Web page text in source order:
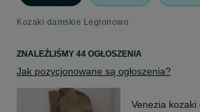
Kozaki damskie Legionowo
ZNALEŹLIŚMY 44 OGŁOSZENIA
Jak pozycjonowane są ogłoszenia?
Venezia kozaki